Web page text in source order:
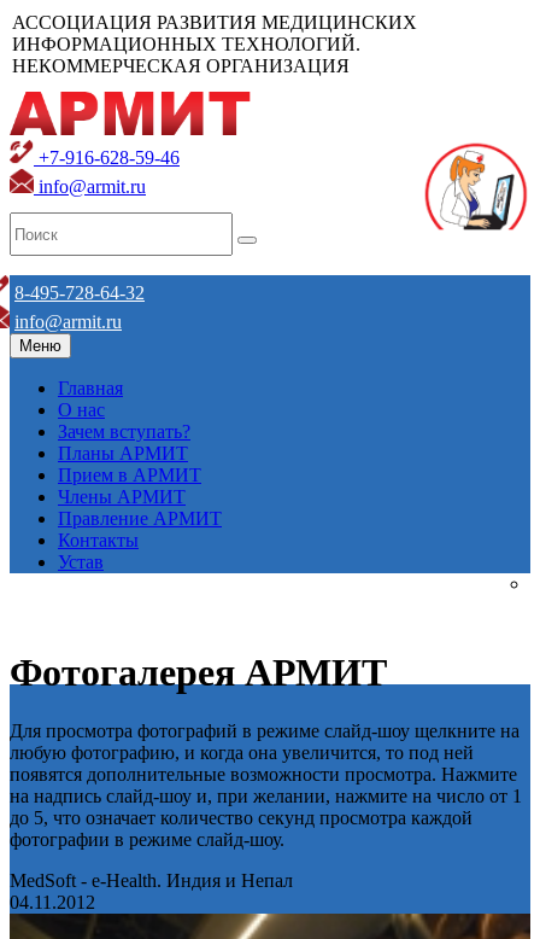
АССОЦИАЦИЯ РАЗВИТИЯ МЕДИЦИНСКИХ
ИНФОРМАЦИОННЫХ ТЕХНОЛОГИЙ.
НЕКОММЕРЧЕСКАЯ ОРГАНИЗАЦИЯ
+7-916-628-59-46
info@armit.ru
8-495-728-64-32
info@armit.ru
Меню
Главная
О нас
Зачем вступать?
Планы АРМИТ
Прием в АРМИТ
Члены АРМИТ
Правление АРМИТ
Контакты
Устав
Фотогалерея АРМИТ
Для просмотра фотографий в режиме слайд-шоу щелкните на
любую фотографию, и когда она увеличится, то под ней
появятся дополнительные возможности просмотра. Нажмите
на надпись слайд-шоу и, при желании, нажмите на число от 1
до 5, что означает количество секунд просмотра каждой
фотографии в режиме слайд-шоу.
MedSoft - e-Health. Индия и Непал
04.11.2012